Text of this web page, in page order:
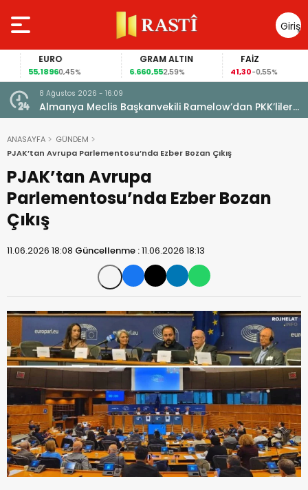
Giriş
Yap
EURO
55,18960,45%
GRAM ALTIN
6.660,552,59%
FAİZ
41,30-0,55%
8 Ağustos 2026 - 16:09
Almanya Meclis Başkanvekili Ramelow’dan PKK’liler
için af çağrısı
ANASAYFA
GÜNDEM
PJAK’tan Avrupa Parlementosu’nda Ezber Bozan Çıkış
PJAK’tan Avrupa
Parlementosu’nda Ezber Bozan
Çıkış
11.06.2026 18:08 Güncellenme :11.06.2026 18:13